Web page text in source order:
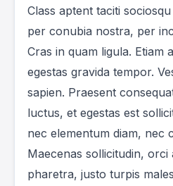
Class aptent taciti
per conubia nostra, per
Cras in quam ligula. Etiam
egestas gravida tempor.
sapien. Praesent
luctus, et egestas est
nec elementum diam, nec
Maecenas sollicitudin, orci
pharetra, justo turpis